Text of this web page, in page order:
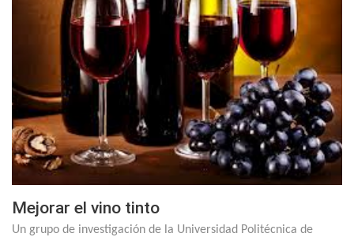
Mejorar el vino tinto
Un grupo de investigación de la Universidad Politécnica de